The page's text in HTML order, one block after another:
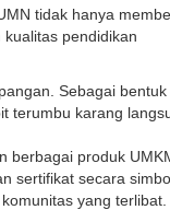
tidak hanya
pendidikan
Sebagai bentuk
terumbu karang
berbagai produk
sertifikat secara
yang terlibat.